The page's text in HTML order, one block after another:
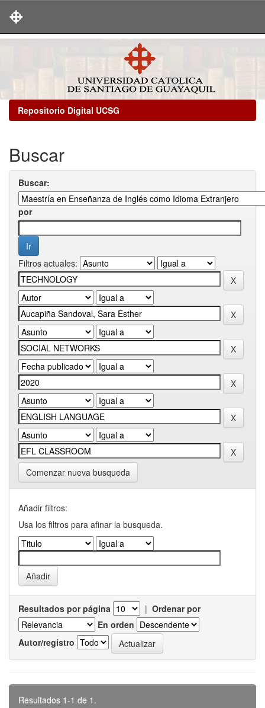
Repositorio Digital UCSG
Buscar
Buscar:
por
Filtros actuales:
Comenzar nueva busqueda
Añadir filtros:
Usa los filtros para afinar la busqueda.
Resultados por página | Ordenar por
En orden
Autor/registro
Resultados 1-1 de 1.